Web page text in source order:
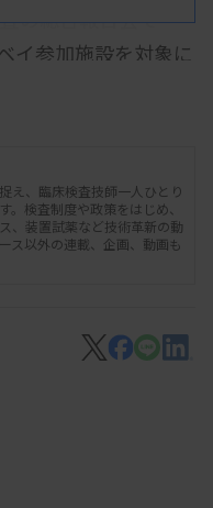
の総合報告会で
イ参加施設を対象に
施設からの回答を
と半数で、特定機能
え、臨床検査技師一人ひとり
。検査制度や政策をはじめ、
、装置試薬など技術革新の動
ス以外の連載、企画、動画も